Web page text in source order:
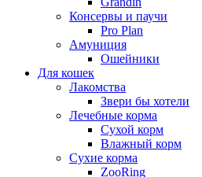
Консервы и паучи
Pro Plan
Амуниция
Ошейники
Для кошек
Лакомства
Звери бы хотели
Лечебные корма
Сухой корм
Влажный корм
Сухие корма
ZooRing